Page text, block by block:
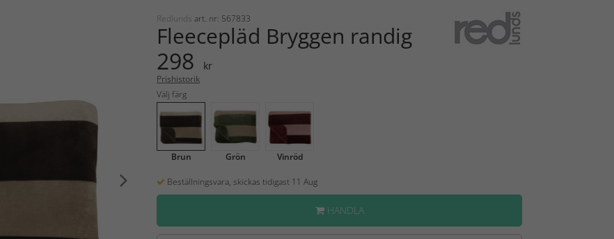
Redlunds art. nr: 567833
Fleecepläd Bryggen randig
298 kr
Prishistorik
Välj färg
Brun Grön Vinröd
Beställningsvara, skickas tidigast 11 Aug
HANDLA